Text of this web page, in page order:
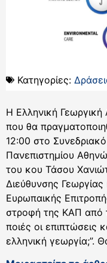
Κατηγορίες:
Η Ελληνική
που θα
12:00 στο
Πανεπιστημίου
του κου Τάσου
Διεύθυνσης
Ευρωπαικής
στροφή της ΚΑΠ από
ποιές οι επιπτώσεις
ελληνική γεωργία;”.